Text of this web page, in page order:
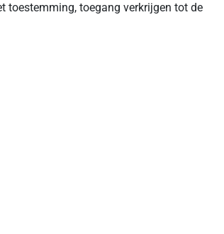
toestemming, toegang verkrijgen tot de